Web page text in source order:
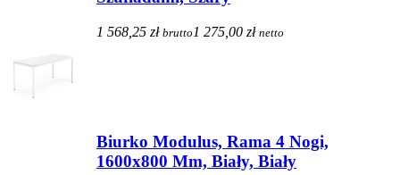
1 568,25 zł brutto 1 275,00 zł netto
Biurko Modulus, Rama 4 Nogi,
1600x800 Mm, Biały, Biały